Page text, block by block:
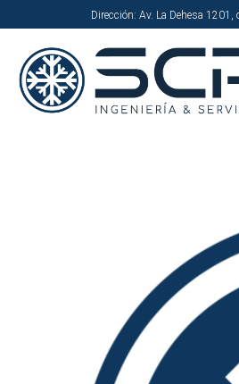
Dirección: Av. La Dehesa 1201,